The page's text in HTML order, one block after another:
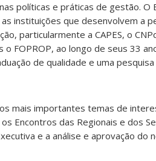
políticas e práticas de gestão. O
instituições que desenvolvem a
particularmente a CAPES, o
FOPROP, ao longo de seus 33
de qualidade e uma
mais importantes temas de
Encontros das Regionais e dos
e a análise e aprovação do